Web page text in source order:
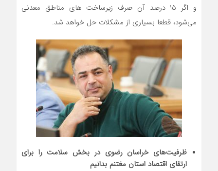
و اگر 15 درصد آن صرف زیرساخت های مناطق معدنی
می‌شود، قطعا بسیاری از مشکلات حل خواهد شد.
ظرفیت‌های خراسان رضوی در بخش سلامت را برای
ارتقای اقتصاد استان مغتنم بدانیم